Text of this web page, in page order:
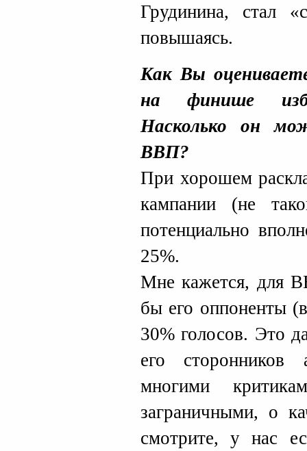
Грудинина, стал
повышаясь.
Как Вы
на финише
Насколько он
ВВП?
При хорошем
кампании (не
потенциально
25%.
Мне кажется, для
бы его оппоненты
30% голосов. Это
его
многими
заграничными, о
смотрите, у нас